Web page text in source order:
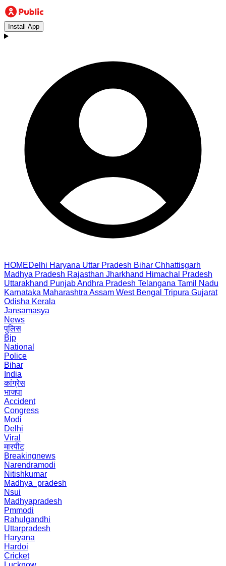
Install App
HOMEDelhi Haryana Uttar Pradesh Bihar Chhattisgarh
Madhya Pradesh Rajasthan Jharkhand Himachal Pradesh
Uttarakhand PunjabAndhra Pradesh Telangana Tamil Nadu
Karnataka Maharashtra Assam West Bengal Tripura Gujarat
Odisha Kerala
Jansamasya
News
पुलिस
Bjp
National
Police
Bihar
India
कांग्रेस
भाजपा
Accident
Congress
Modi
Delhi
Viral
मारपीट
Breakingnews
Narendramodi
Nitishkumar
Madhya_pradesh
Nsui
Madhyapradesh
Pmmodi
Rahulgandhi
Uttarpradesh
Haryana
Hardoi
Cricket